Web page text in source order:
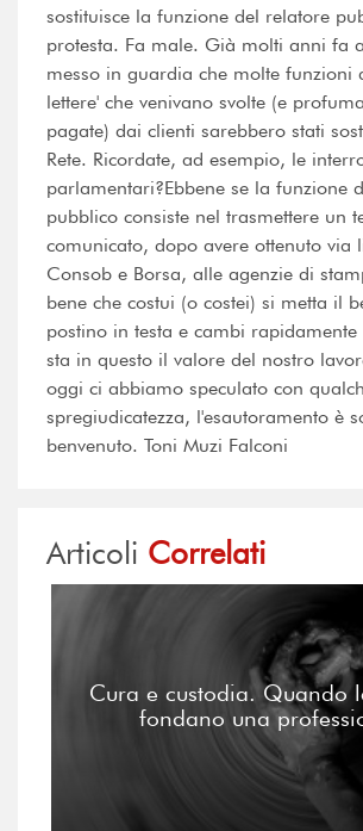
sostituisce la funzione del relatore
protesta. Fa male. Già molti anni fa
messo in guardia che molte funzioni
lettere' che venivano svolte (e
pagate) dai clienti sarebbero stati
Rete. Ricordate, ad esempio, le
parlamentari?Ebbene se la funzione
pubblico consiste nel trasmettere un
comunicato, dopo avere ottenuto via
Consob e Borsa, alle agenzie di
bene che costui (o costei) si metta il
postino in testa e cambi
sta in questo il valore del nostro
oggi ci abbiamo speculato con
spregiudicatezza, l'esautoramento è
benvenuto. Toni Muzi Falconi
Articoli Correlati
Cura e custodia. Quando
fondano una